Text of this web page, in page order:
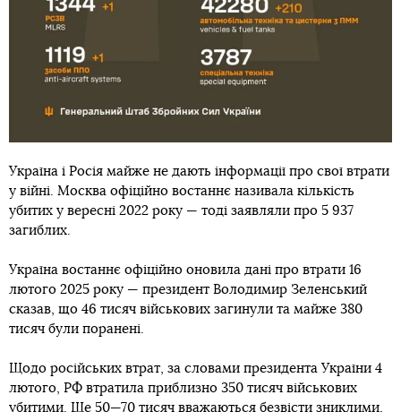
Україна і Росія майже не дають інформації про свої втрати
у війні. Москва офіційно востаннє називала кількість
убитих у вересні 2022 року — тоді заявляли про 5 937
загиблих.
Україна востаннє офіційно оновила дані про втрати 16
лютого 2025 року — президент Володимир Зеленський
сказав, що 46 тисяч військових загинули та майже 380
тисяч були поранені.
Щодо російських втрат, за словами президента України 4
лютого, РФ втратила приблизно 350 тисяч військових
убитими. Ще 50—70 тисяч вважаються безвісти зниклими,